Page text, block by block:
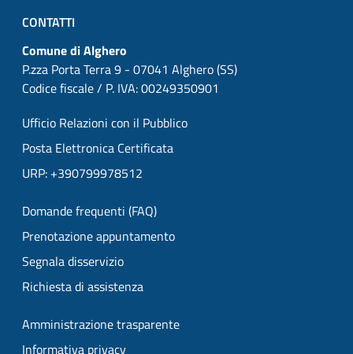
CONTATTI
Comune di Alghero
P.zza Porta Terra 9 - 07041 Alghero (SS)
Codice fiscale / P. IVA: 00249350901
Ufficio Relazioni con il Pubblico
Posta Elettronica Certificata
URP: +390799978512
Domande frequenti (FAQ)
Prenotazione appuntamento
Segnala disservizio
Richiesta di assistenza
Amministrazione trasparente
Informativa privacy